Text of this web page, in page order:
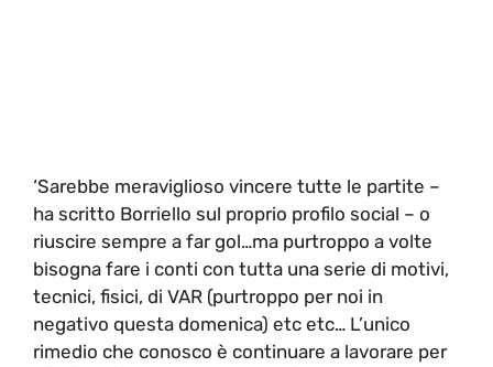
‘Sarebbe meraviglioso vincere tutte le partite –
ha scritto Borriello sul proprio profilo social – o
riuscire sempre a far gol…ma purtroppo a volte
bisogna fare i conti con tutta una serie di motivi,
tecnici, fisici, di VAR (purtroppo per noi in
negativo questa domenica) etc etc… L’unico
rimedio che conosco è continuare a lavorare per